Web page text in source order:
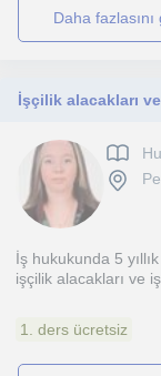
daha
İş hukukunda 5
işçilik alacakları ve
1. ders ücretsiz